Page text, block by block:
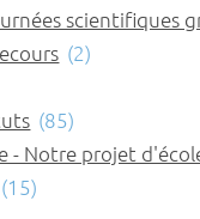
scientifiques
(2)
(85)
- Notre projet
(15)